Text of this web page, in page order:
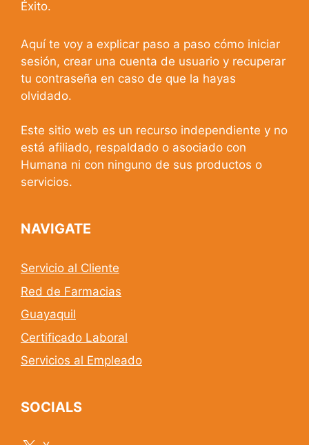
Éxito.
Aquí te voy a explicar paso a paso cómo iniciar
sesión, crear una cuenta de usuario y recuperar
tu contraseña en caso de que la hayas
olvidado.
Este sitio web es un recurso independiente y no
está afiliado, respaldado o asociado con
Humana ni con ninguno de sus productos o
servicios.
NAVIGATE
Servicio al Cliente
Red de Farmacias
Guayaquil
Certificado Laboral
Servicios al Empleado
SOCIALS